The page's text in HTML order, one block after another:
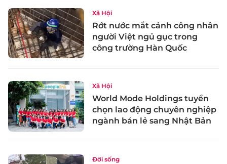
Xã Hội
Rớt nước mắt cảnh công nhân
người Việt ngủ gục trong
công trường Hàn Quốc
Xã Hội
World Mode Holdings tuyển
chọn lao động chuyên nghiệp
ngành bán lẻ sang Nhật Bản
Đời sống